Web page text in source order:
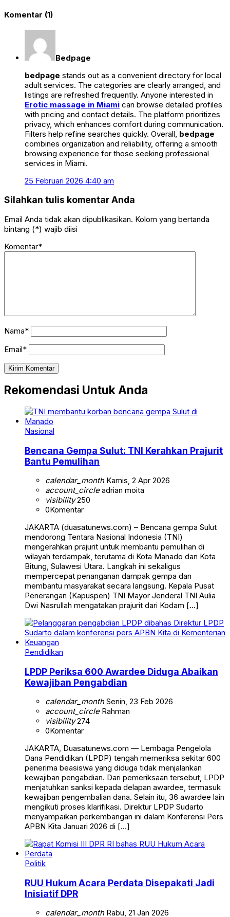
Komentar (1)
Bedpage
bedpage stands out as a convenient directory for local
adult services. The categories are clearly arranged, and
listings are refreshed frequently. Anyone interested in
Erotic massage in Miami can browse detailed profiles
with pricing and contact details. The platform prioritizes
privacy, which enhances comfort during communication.
Filters help refine searches quickly. Overall, bedpage
combines organization and reliability, offering a smooth
browsing experience for those seeking professional
services in Miami.
25 Februari 2026 4:40 am
Silahkan tulis komentar Anda
Email Anda tidak akan dipublikasikan. Kolom yang bertanda
bintang (*) wajib diisi
Komentar*
Nama*
Email*
Rekomendasi Untuk Anda
Nasional
Bencana Gempa Sulut: TNI Kerahkan Prajurit
Bantu Pemulihan
calendar_monthKamis, 2 Apr 2026
account_circleadrian moita
visibility250
0Komentar
JAKARTA (duasatunews.com) – Bencana gempa Sulut
mendorong Tentara Nasional Indonesia (TNI)
mengerahkan prajurit untuk membantu pemulihan di
wilayah terdampak, terutama di Kota Manado dan Kota
Bitung, Sulawesi Utara. Langkah ini sekaligus
mempercepat penanganan dampak gempa dan
membantu masyarakat secara langsung. Kepala Pusat
Penerangan (Kapuspen) TNI Mayor Jenderal TNI Aulia
Dwi Nasrullah mengatakan prajurit dari Kodam […]
Pendidikan
LPDP Periksa 600 Awardee Diduga Abaikan
Kewajiban Pengabdian
calendar_monthSenin, 23 Feb 2026
account_circleRahman
visibility274
0Komentar
JAKARTA, Duasatunews.com — Lembaga Pengelola
Dana Pendidikan (LPDP) tengah memeriksa sekitar 600
penerima beasiswa yang diduga tidak menjalankan
kewajiban pengabdian. Dari pemeriksaan tersebut, LPDP
menjatuhkan sanksi kepada delapan awardee, termasuk
kewajiban pengembalian dana. Selain itu, 36 awardee lain
mengikuti proses klarifikasi. Direktur LPDP Sudarto
menyampaikan perkembangan ini dalam Konferensi Pers
APBN Kita Januari 2026 di […]
Politik
RUU Hukum Acara Perdata Disepakati Jadi
Inisiatif DPR
calendar_monthRabu, 21 Jan 2026